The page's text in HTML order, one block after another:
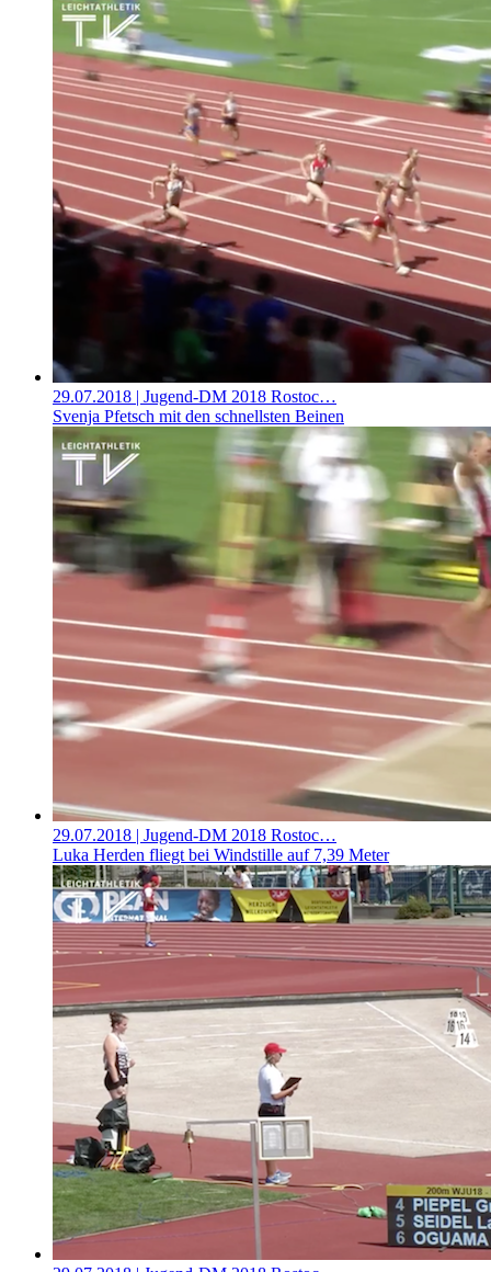
29.07.2018 | Jugend-DM 2018 Rostoc…
Svenja Pfetsch mit den schnellsten Beinen
29.07.2018 | Jugend-DM 2018 Rostoc…
Luka Herden fliegt bei Windstille auf 7,39 Meter